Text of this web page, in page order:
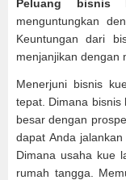
Peluang bisnis
menguntungkan
Keuntungan dari
menjanjikan dengan
Menerjuni bisnis
tepat. Dimana bisnis
besar dengan
dapat Anda
Dimana usaha kue
rumah tangga.